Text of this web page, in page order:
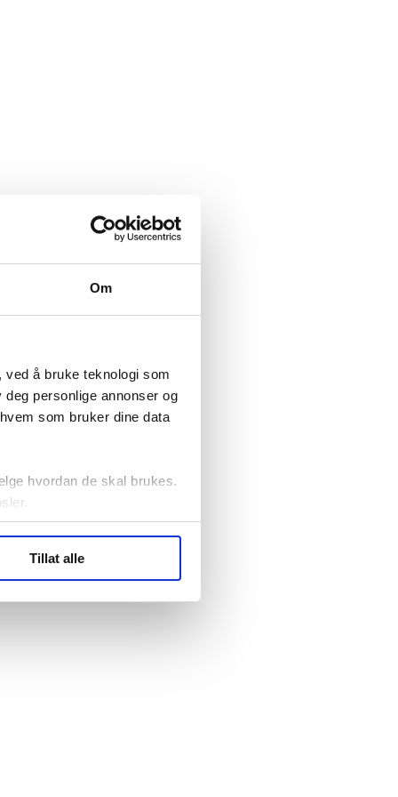
Om
ved å bruke teknologi som
personlige annonser og
som bruker dine data
hvordan de skal brukes.
statistikk.
Tillat alle